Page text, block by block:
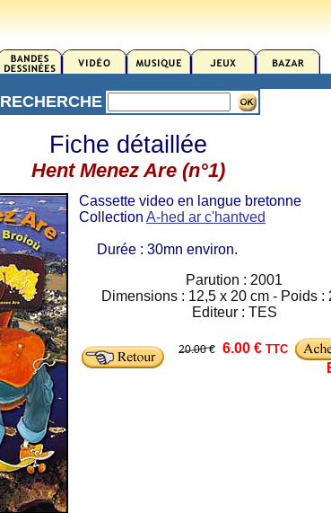
RECHERCHE
Fiche détaillée
Hent Menez Are (n°1)
Cassette video en langue bretonne
Collection A-hed ar c'hantved
Durée : 30mn environ.
Parution : 2001
Dimensions : 12,5 x 20 cm - Poids :
Editeur : TES
20.00 € 6.00 € TTC